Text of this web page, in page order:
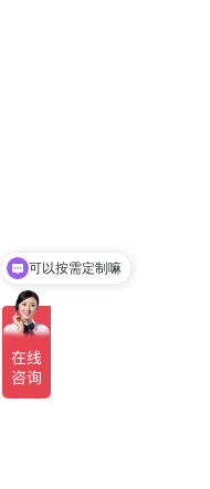
可以按需定制嘛